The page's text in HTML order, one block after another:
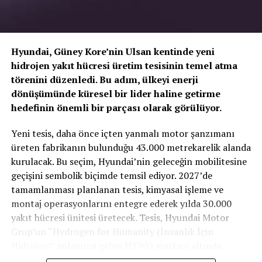
Elektrikli konsept otomobil, 482 km’nin üzerinde bir
menzil sunarken aynı zamanda performanslı kullanım
özellikleriyle öne çıkıyor. Çok yönlü E-GMP platformu
Sport ile Yere Basıyor
Türkiye’nin otomobiliTOGG T10Xgibi yüksek tork
değerlerine sahip elektrikli araçlarda, lastiğin zemine
tutunma kabiliyeti çok daha kritiktir.E-carturkiyeekibi
olarak bizzat deneyimlediğimizPetlas Snowmaster 2
Sport, performans odaklı yapısıyla elektrikli araçların
Hyundai, Güney Kore’nin Ulsan kentinde yeni
hidrojen yakıt hücresi üretim tesisinin temel atma
törenini düzenledi. Bu adım, ülkeyi enerji
dönüşümünde küresel bir lider haline getirme
hedefinin önemli bir parçası olarak görülüyor.
Yeni tesis, daha önce içten yanmalı motor şanzımanı
üreten fabrikanın bulunduğu 43.000 metrekarelik alanda
kurulacak. Bu seçim, Hyundai’nin geleceğin mobilitesine
geçişini sembolik biçimde temsil ediyor. 2027’de
tamamlanması planlanan tesis, kimyasal işleme ve
montaj operasyonlarını entegre ederek yılda 30.000
yakıt hücresi ünitesi üretecek. Tesis, Hyundai Motor
Grup’un “Hydrogen for Humanity (İnsanlık İçin
faaliyet gösterecek.